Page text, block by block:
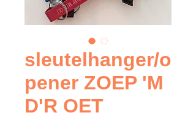
sleutelhanger/o
pener ZOEP 'M
D'R OET